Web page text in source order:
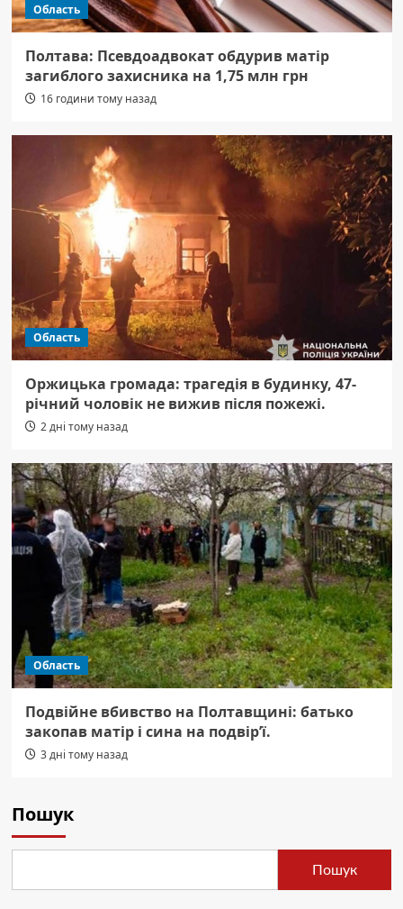
Область
Полтава: Псевдоадвокат обдурив матір
загиблого захисника на 1,75 млн грн
16 години тому назад
Область
Оржицька громада: трагедія в будинку, 47-
річний чоловік не вижив після пожежі.
2 дні тому назад
Область
Подвійне вбивство на Полтавщині: батько
закопав матір і сина на подвір’ї.
3 дні тому назад
Пошук
Пошук